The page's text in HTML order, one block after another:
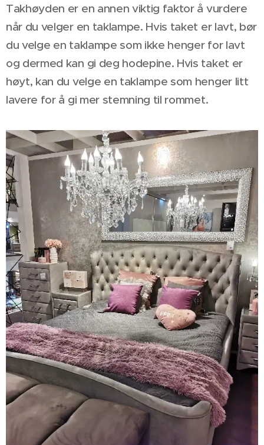
Takhøyden er en annen viktig faktor å vurdere
når du velger en taklampe. Hvis taket er lavt, bør
du velge en taklampe som ikke henger for lavt
og dermed kan gi deg hodepine. Hvis taket er
høyt, kan du velge en taklampe som henger litt
lavere for å gi mer stemning til rommet.